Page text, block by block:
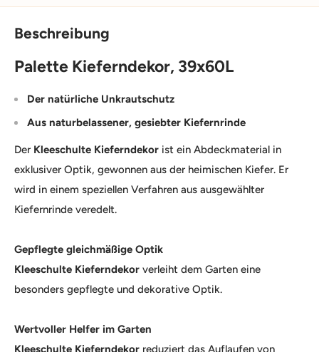
Beschreibung
Palette Kieferndekor, 39x60L
Der natürliche Unkrautschutz
Aus naturbelassener, gesiebter Kiefernrinde
Der Kleeschulte Kieferndekor ist ein Abdeckmaterial in
exklusiver Optik, gewonnen aus der heimischen Kiefer. Er
wird in einem speziellen Verfahren aus ausgewählter
Kiefernrinde veredelt.
Gepflegte gleichmäßige Optik
Kleeschulte Kieferndekor verleiht dem Garten eine
besonders gepflegte und dekorative Optik.
Wertvoller Helfer im Garten